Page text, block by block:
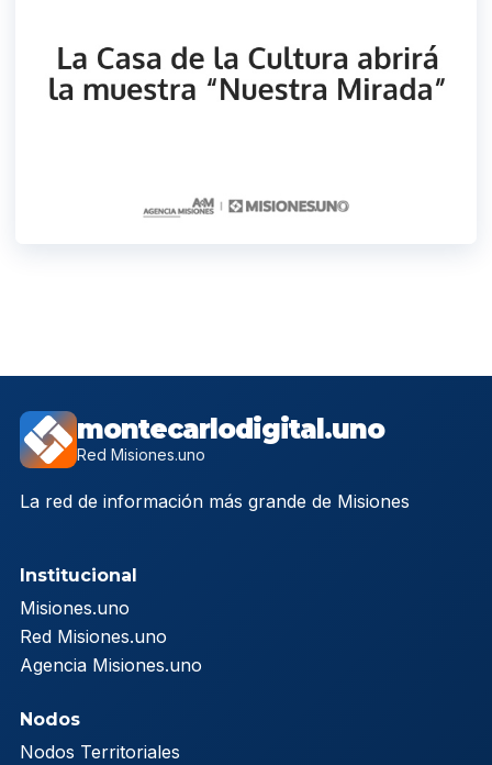
montecarlodigital.uno
Red Misiones.uno
La red de información más grande de Misiones
Institucional
Misiones.uno
Red Misiones.uno
Agencia Misiones.uno
Nodos
Nodos Territoriales